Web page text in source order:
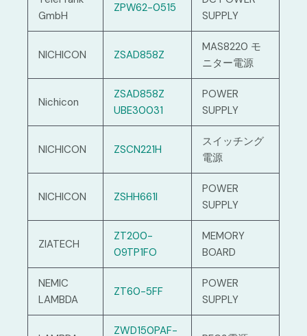
GmbH
ZPW62-0515
SUPPLY
NICHICON ZSAD858Z
MAS8220 モ
ニター電源
Nichicon
ZSAD858Z
UBE30031
POWER
SUPPLY
NICHICON ZSCN221H
スイッチング
電源
NICHICON ZSHH661I
POWER
SUPPLY
ZIATECH
ZT200-
09TP1FO
MEMORY
BOARD
NEMIC
LAMBDA
ZT60-5FF
POWER
SUPPLY
ZWD150PAF-